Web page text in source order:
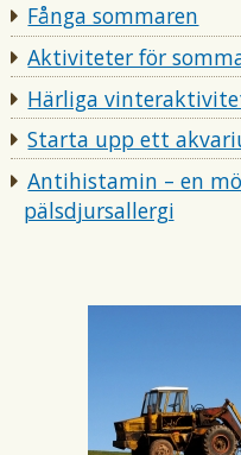
Fånga sommaren
Aktiviteter för
Härliga
Starta upp ett
Antihistamin – en
pälsdjursallergi